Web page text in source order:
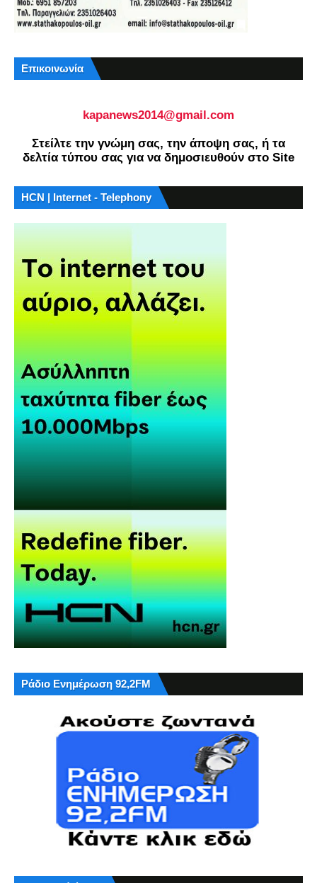
Επικοινωνία
kapanews2014@gmail.com
Στείλτε την γνώμη σας, την άποψη σας, ή τα
δελτία τύπου σας για να δημοσιευθούν στο Site
HCN | Internet - Telephony
Ράδιο Ενημέρωση 92,2FM